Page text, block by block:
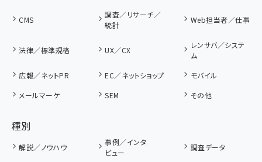
CMS
調査／リサーチ／
統計
Web担当者／仕事
法律／標準規格 UX／CX
レンサバ／システ
ム
広報／ネットPR
EC／ネットショップ
モバイル
メールマーケ
SEM その他
種別
解説／ノウハウ
事例／インタ
ビュー
調査データ